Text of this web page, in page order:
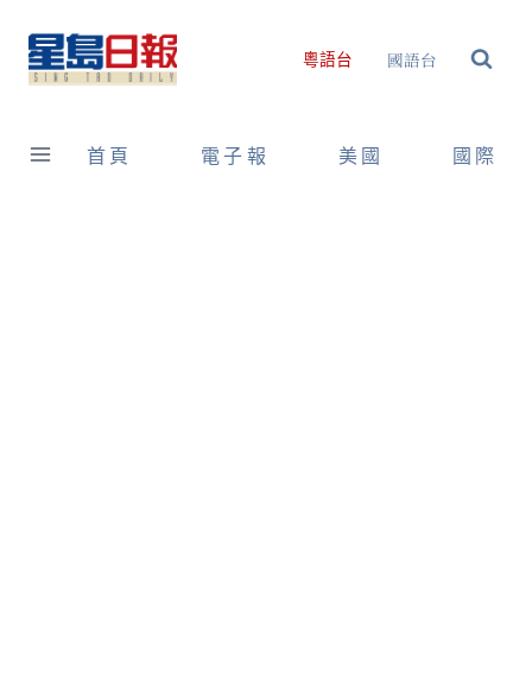
content
粵語台 國語台
首頁 電子報 美國 國際